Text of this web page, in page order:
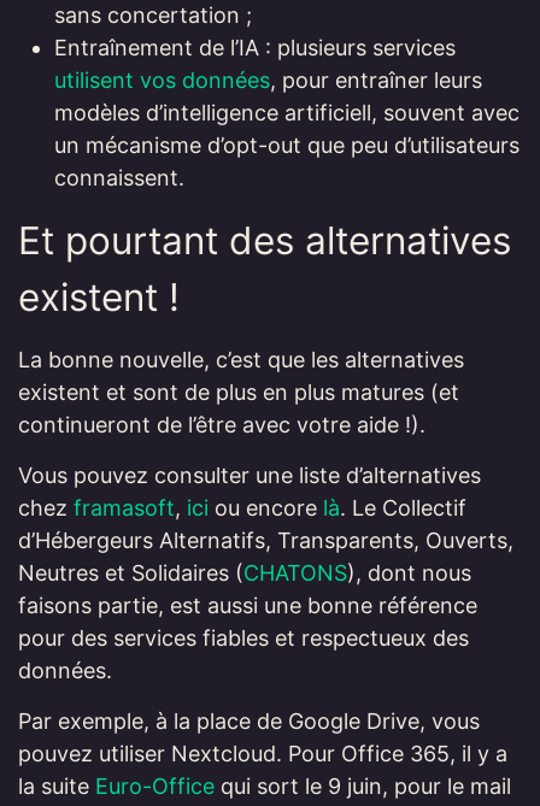
sans concertation ;
Entraînement de l’IA : plusieurs services
utilisent vos données, pour entraîner leurs
modèles d’intelligence artificiell, souvent avec
un mécanisme d’opt-out que peu d’utilisateurs
connaissent.
Et pourtant des alternatives
existent !
La bonne nouvelle, c’est que les alternatives
existent et sont de plus en plus matures (et
continueront de l’être avec votre aide !).
Vous pouvez consulter une liste d’alternatives
chez framasoft, ici ou encore là. Le Collectif
d’Hébergeurs Alternatifs, Transparents, Ouverts,
Neutres et Solidaires (CHATONS), dont nous
faisons partie, est aussi une bonne référence
pour des services fiables et respectueux des
données.
Par exemple, à la place de Google Drive, vous
pouvez utiliser Nextcloud. Pour Office 365, il y a
la suite Euro-Office qui sort le 9 juin, pour le mail